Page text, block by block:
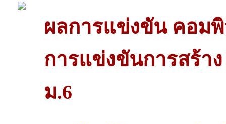
ผลการแข่งขัน คอมพิ
การแข่งขันการสร้า
ม.6